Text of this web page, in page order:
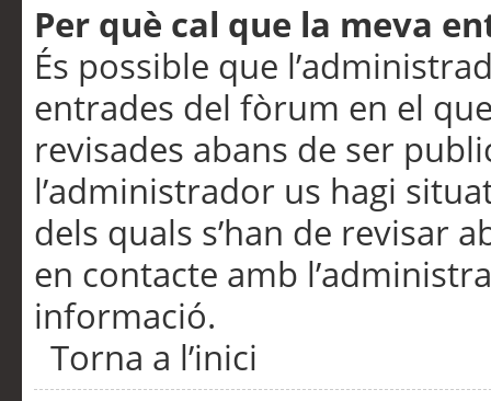
Per què cal que la meva
És possible que
entrades del fòrum en el
revisades abans de ser
l’administrador us hagi
dels quals s’han de revisar
en contacte amb
informació.
Torna a l’inici